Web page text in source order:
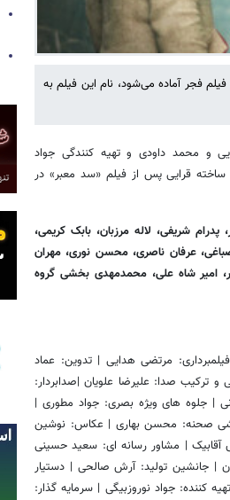
فجر آماده می‌شود، نام این فیلم به
و محمد داودی و تهیه کنندگی جواد
قرایی پس از فیلم «سد معبر» در
شریفی، لاله مرزبان، بابک کریمی،
عرفان ناصری، محسن نوری، مهران
امیر شاه علی، محمدمهدی بخشی گروه
مرتضی هدایی | تدوین: عماد
صدا: علیرضا علویان |صدابردار:
| جلوه های ویژه بصری: جواد مطوری |
| منشی صحنه: محسن بهاری | عکاس: نوشین
آقابیک | مشاور رسانه ای: سعید حسینی
| جانشین تولید: آرش صالحی | دستیار
کننده: جواد نوروزبیگی | سرمایه گذار: